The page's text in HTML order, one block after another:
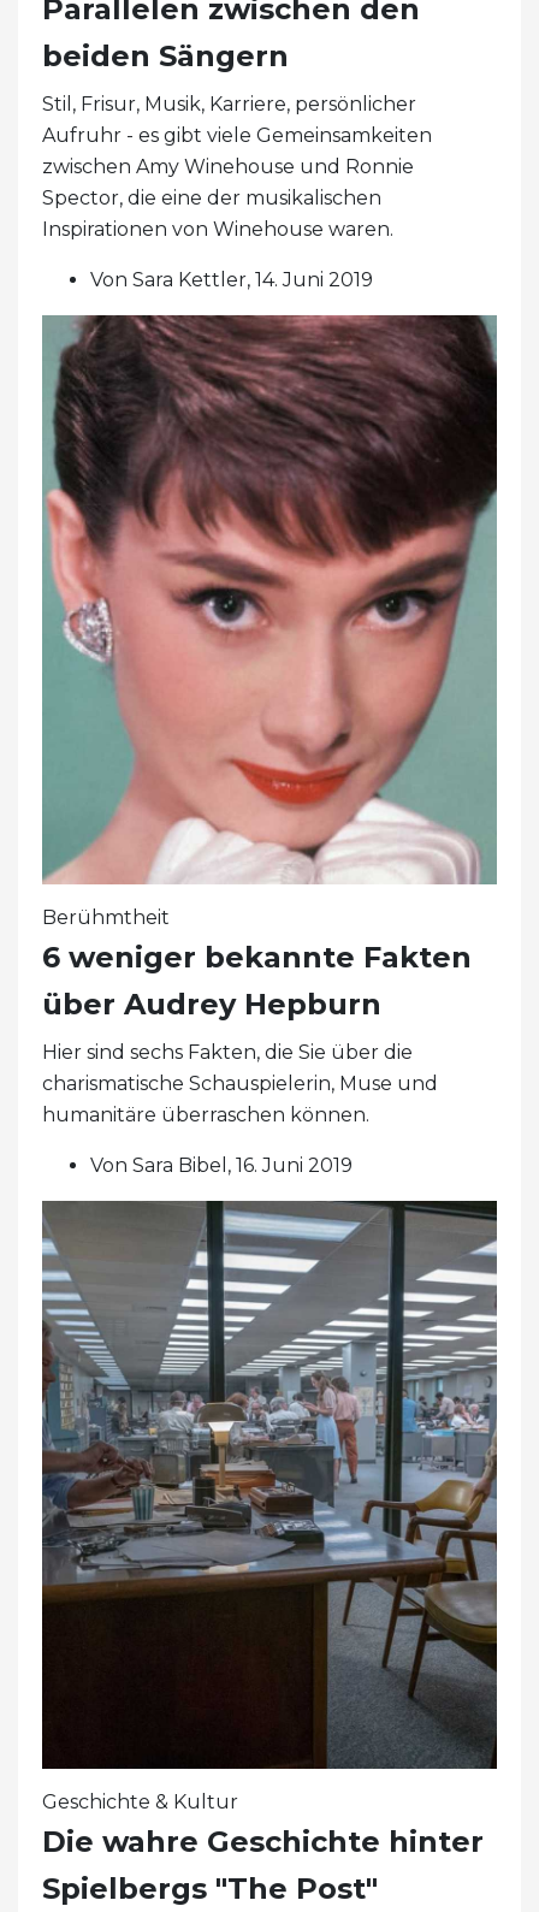
Parallelen zwischen den
beiden Sängern
Stil, Frisur, Musik, Karriere, persönlicher
Aufruhr - es gibt viele Gemeinsamkeiten
zwischen Amy Winehouse und Ronnie
Spector, die eine der musikalischen
Inspirationen von Winehouse waren.
Von Sara Kettler, 14. Juni 2019
Berühmtheit
6 weniger bekannte Fakten
über Audrey Hepburn
Hier sind sechs Fakten, die Sie über die
charismatische Schauspielerin, Muse und
humanitäre überraschen können.
Von Sara Bibel, 16. Juni 2019
Geschichte & Kultur
Die wahre Geschichte hinter
Spielbergs "The Post"